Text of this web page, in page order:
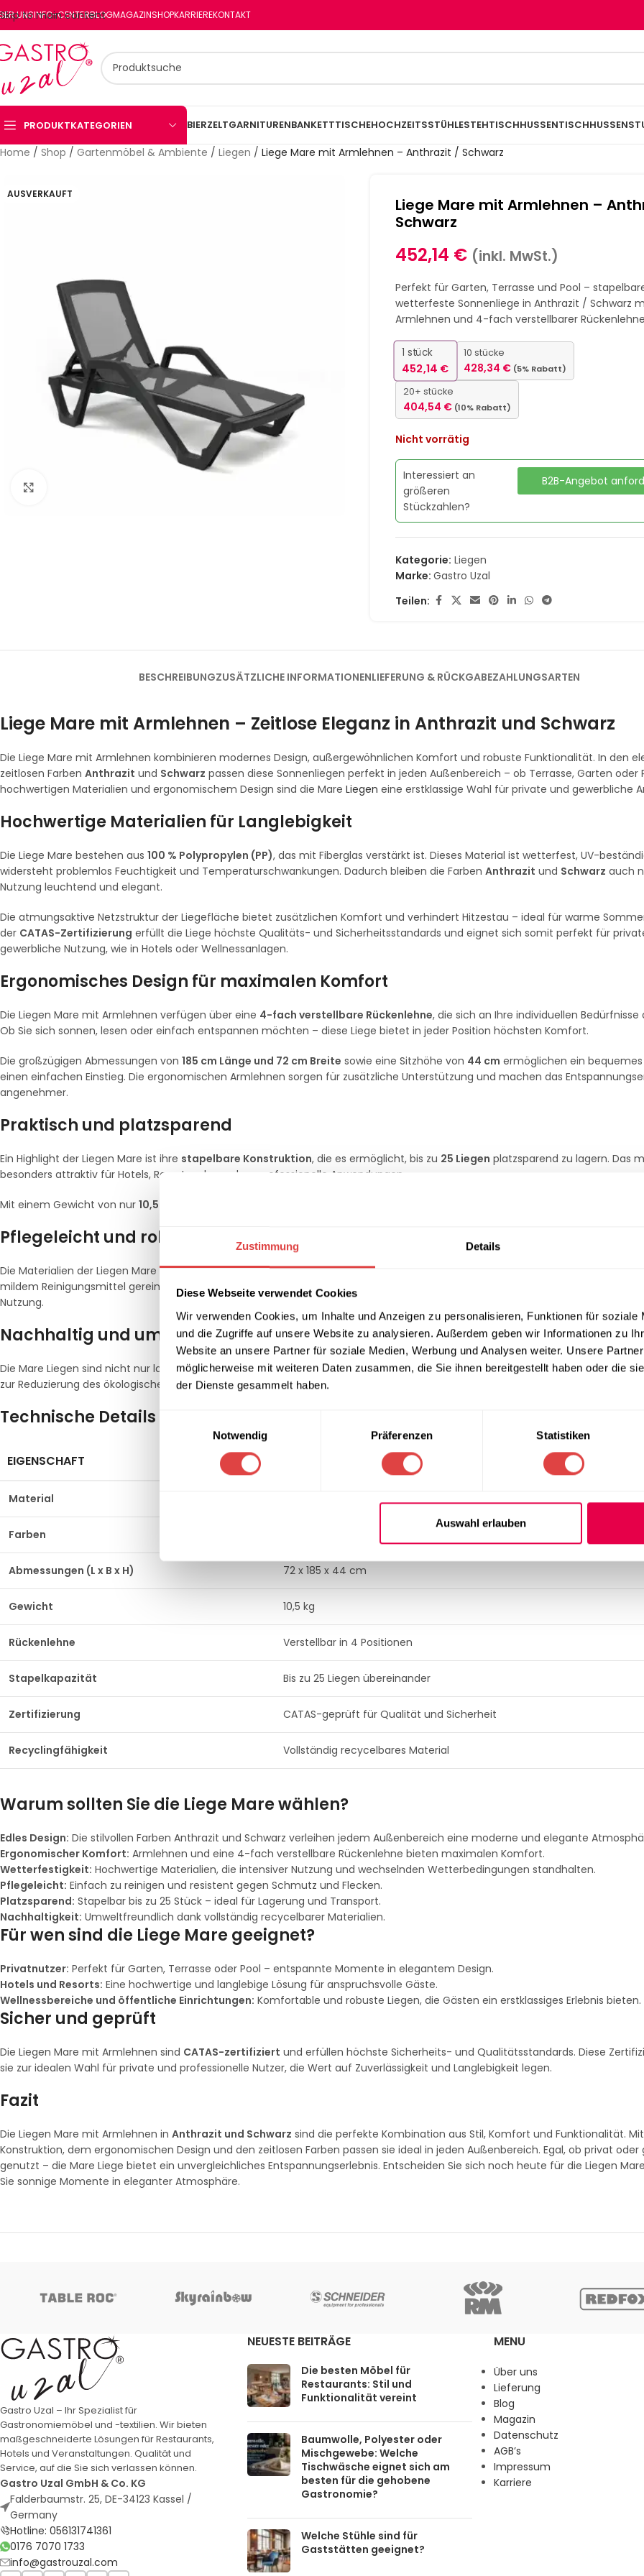
Zustimmung Details
Diese Webseite verwendet Cookies
Wir verwenden Cookies, um Inhalte und Anzeigen zu personalisieren, Funktionen für soziale
und die Zugriffe auf unsere Website zu analysieren. Außerdem geben wir Informationen zu
Website an unsere Partner für soziale Medien, Werbung und Analysen weiter. Unsere
möglicherweise mit weiteren Daten zusammen, die Sie ihnen bereitgestellt haben oder die
der Dienste gesammelt haben.
Notwendig
Präferenzen Statistiken
Auswahl erlauben
Skip to main content
UNSINFO-CENTERBLOGMAGAZINSHOPKARRIEREKONTAKT
PRODUKTKATEGORIEN BIERZELTGARNITURENBANKETTTISCHEHOCHZEITSSTÜHLESTEHTISCHHUSSENTISCHHUSSEN
Home / Shop / Gartenmöbel & Ambiente / Liegen / Liege Mare mit Armlehnen – Anthrazit / Schwarz
AUSVERKAUFT
Liege Mare mit Armlehnen –
Schwarz
452,14 € (inkl. MwSt.)
Perfekt für Garten, Terrasse und Pool –
wetterfeste Sonnenliege in Anthrazit / Schwarz
Armlehnen und 4-fach verstellbarer
1 stück
452,14 €
10 stücke
428,34 € (5% Rabatt)
20+ stücke
404,54 € (10% Rabatt)
Nicht vorrätig
Interessiert an
größeren
Stückzahlen?
B2B-Angebot
Kategorie: Liegen
Marke:Gastro Uzal
Teilen:
BESCHREIBUNGZUSÄTZLICHE INFORMATIONENLIEFERUNG & RÜCKGABEZAHLUNGSARTEN
Liege Mare mit Armlehnen – Zeitlose Eleganz in Anthrazit und Schwarz
Die Liege Mare mit Armlehnen kombinieren modernes Design, außergewöhnlichen Komfort und robuste Funktionalität. In den
zeitlosen Farben Anthrazit und Schwarz passen diese Sonnenliegen perfekt in jeden Außenbereich – ob Terrasse, Garten oder
hochwertigen Materialien und ergonomischem Design sind die Mare Liegen eine erstklassige Wahl für private und gewerbliche
Hochwertige Materialien für Langlebigkeit
Die Liege Mare bestehen aus 100 % Polypropylen (PP), das mit Fiberglas verstärkt ist. Dieses Material ist wetterfest, UV-
widersteht problemlos Feuchtigkeit und Temperaturschwankungen. Dadurch bleiben die Farben Anthrazit und Schwarz auch
Nutzung leuchtend und elegant.
Die atmungsaktive Netzstruktur der Liegefläche bietet zusätzlichen Komfort und verhindert Hitzestau – ideal für warme
der CATAS-Zertifizierung erfüllt die Liege höchste Qualitäts- und Sicherheitsstandards und eignet sich somit perfekt für
gewerbliche Nutzung, wie in Hotels oder Wellnessanlagen.
Ergonomisches Design für maximalen Komfort
Die Liegen Mare mit Armlehnen verfügen über eine 4-fach verstellbare Rückenlehne, die sich an Ihre individuellen Bedürfnisse
Ob Sie sich sonnen, lesen oder einfach entspannen möchten – diese Liege bietet in jeder Position höchsten Komfort.
Die großzügigen Abmessungen von 185 cm Länge und 72 cm Breite sowie eine Sitzhöhe von 44 cm ermöglichen ein bequemes
einen einfachen Einstieg. Die ergonomischen Armlehnen sorgen für zusätzliche Unterstützung und machen das
angenehmer.
Praktisch und platzsparend
Ein Highlight der Liegen Mare ist ihre stapelbare Konstruktion, die es ermöglicht, bis zu 25 Liegen platzsparend zu lagern. Das
besonders attraktiv für Hotels, Resorts oder andere professionelle Anwendungen.
Mit einem Gewicht von nur 10,5 kg
Pflegeleicht und robust
Die Materialien der Liegen Mare sind besonderspflegeleicht. Die glatte Polypropylen-Oberfläche kann einfach mit einem
mildem Reinigungsmittel gereinigt werden. Die UV-beständigen Farben
Nutzung.
Nachhaltig und umweltfreundlich
Die Mare Liegen sind nicht nur langlebig, sondern auch umweltfreundlich. Das verwendete Polypropylen ist vollständig
zur Reduzierung des ökologischen Fußabdrucks bei.
Technische Details der Liege Mare
EIGENSCHAFT
Material Fiberglas-verstärktes Polypropylen
Farben
Abmessungen (L x B x H) 72 x 185 x 44 cm
Gewicht 10,5 kg
Rückenlehne Verstellbar in 4 Positionen
Stapelkapazität Bis zu 25 Liegen übereinander
Zertifizierung CATAS-geprüft für Qualität und Sicherheit
Recyclingfähigkeit Vollständig recycelbares Material
Warum sollten Sie die Liege Mare wählen?
Edles Design: Die stilvollen Farben Anthrazit und Schwarz verleihen jedem Außenbereich eine moderne und elegante
Ergonomischer Komfort: Armlehnen und eine 4-fach verstellbare Rückenlehne bieten maximalen Komfort.
Wetterfestigkeit: Hochwertige Materialien, die intensiver Nutzung und wechselnden Wetterbedingungen standhalten.
Pflegeleicht: Einfach zu reinigen und resistent gegen Schmutz und Flecken.
Platzsparend: Stapelbar bis zu 25 Stück – ideal für Lagerung und Transport.
Nachhaltigkeit: Umweltfreundlich dank vollständig recycelbarer Materialien.
Für wen sind die Liege Mare geeignet?
Privatnutzer: Perfekt für Garten, Terrasse oder Pool – entspannte Momente in elegantem Design.
Hotels und Resorts: Eine hochwertige und langlebige Lösung für anspruchsvolle Gäste.
Wellnessbereiche und öffentliche Einrichtungen: Komfortable und robuste Liegen, die Gästen ein erstklassiges Erlebnis bieten.
Sicher und geprüft
Die Liegen Mare mit Armlehnen sind CATAS-zertifiziert und erfüllen höchste Sicherheits- und Qualitätsstandards. Diese
sie zur idealen Wahl für private und professionelle Nutzer, die Wert auf Zuverlässigkeit und Langlebigkeit legen.
Fazit
Die Liegen Mare mit Armlehnen in Anthrazit und Schwarz sind die perfekte Kombination aus Stil, Komfort und Funktionalität.
Konstruktion, dem ergonomischen Design und den zeitlosen Farben passen sie ideal in jeden Außenbereich. Egal, ob privat oder
genutzt – die Mare Liege bietet ein unvergleichliches Entspannungserlebnis. Entscheiden Sie sich noch heute für die Liegen
Sie sonnige Momente in eleganter Atmosphäre.
Gastro Uzal – Ihr Spezialist für
Gastronomiemöbel und -textilien. Wir bieten
maßgeschneiderte Lösungen für Restaurants,
Hotels und Veranstaltungen. Qualität und
Service, auf die Sie sich verlassen können.
Gastro Uzal GmbH & Co. KG
Falderbaumstr. 25, DE-34123 Kassel /
Germany
Hotline: 056131741361
0176 7070 1733
info@gastrouzal.com
NEUESTE BEITRÄGE
Die besten Möbel für
Restaurants: Stil und
Funktionalität vereint
Baumwolle, Polyester oder
Mischgewebe: Welche
Tischwäsche eignet sich am
besten für die gehobene
Gastronomie?
Welche Stühle sind für
Gaststätten geeignet?
MENU
Über uns
Lieferung
Blog
Magazin
Datenschutz
AGB’s
Impressum
Karriere